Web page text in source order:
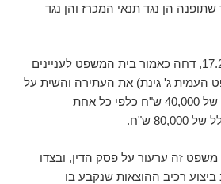
הן נגד תנאי המכרז והן נגד
בפסק דינו מיום 17.2.2019, דחה כאמור בית המשפט לעניינים
העמית ג' גינת) את העתירה והשית על
המבקשת הוצאות בסך של 40,000 ש"ח כלפי כל אחת
ש"ח.
זה ערעור על פסק הדין, ובצדו
רכיב ההוצאות שנקבע בו